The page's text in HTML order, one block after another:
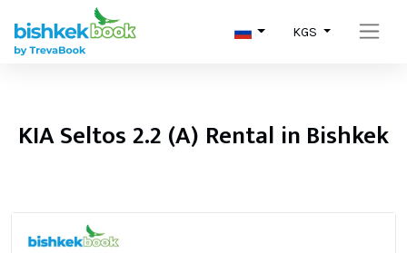
KGS
KIA Seltos 2.2 (A) Rental in Bishkek